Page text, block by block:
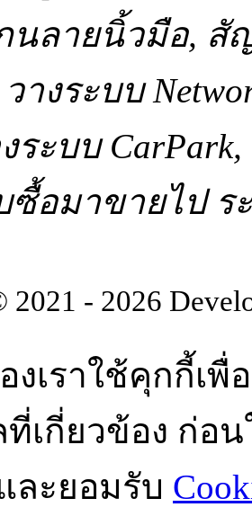
กนลายนิ้วมือ,
างระบบ
ระบบ
ซื้อมาขายไป ร
2021 - 2026
งเราใช้คุกกี้เ
เกี่ยวข้อง ก่อน
ะยอมรับ